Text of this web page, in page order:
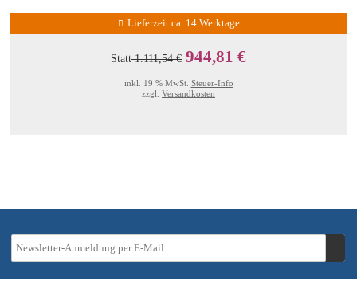
Lieferzeit ca. 14 Werktage
Statt1.111,54 € 944,81 €
inkl. 19 % MwSt. Steuer-Info
zzgl. Versandkosten